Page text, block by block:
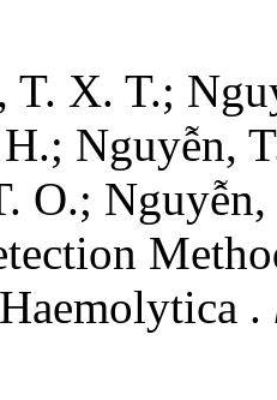
T. X. T.;
Nguyễn,
O.;
.